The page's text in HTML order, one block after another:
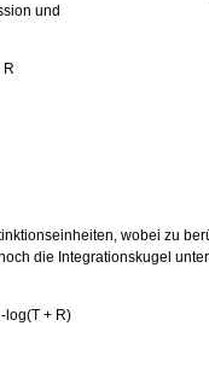
und
R
wobei zu
die Integrationskugel
log(T + R)